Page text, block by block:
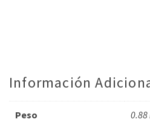
Información
Peso 0.88